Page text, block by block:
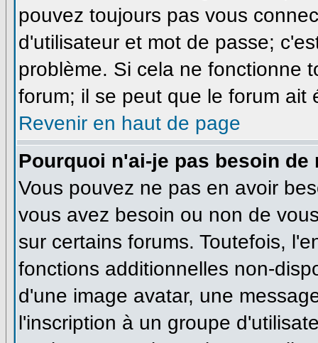
pouvez toujours pas vous
d'utilisateur et mot de passe;
problème. Si cela ne fonctionne
forum; il se peut que le forum ait
Revenir en haut de page
Pourquoi n'ai-je pas besoin de
Vous pouvez ne pas en avoir
vous avez besoin ou non de
sur certains forums. Toutefois,
fonctions additionnelles non-
d'une image avatar, une
l'inscription à un groupe